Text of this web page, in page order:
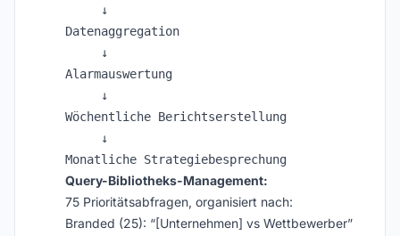
     ↓
Datenaggregation
     ↓
Alarmauswertung
     ↓
Wöchentliche Berichtserstellung
     ↓
Query-Bibliotheks-Management:
75 Prioritätsabfragen, organisiert nach:
Branded (25): “[Unternehmen] vs Wettbewerber”